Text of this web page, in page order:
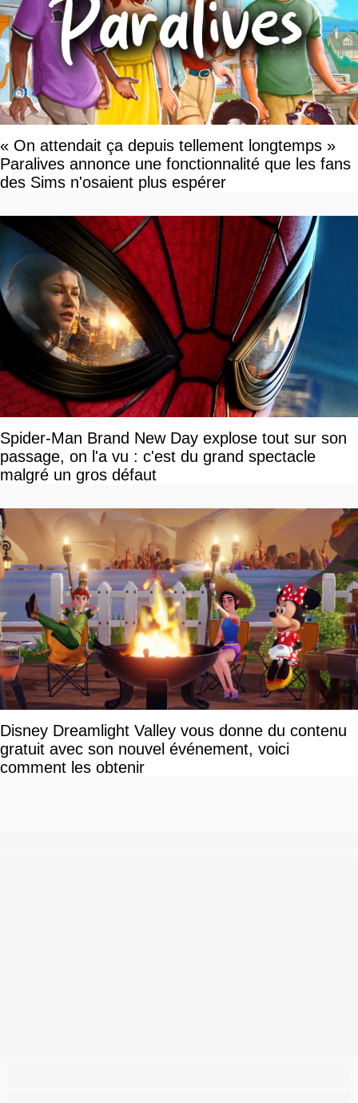
« On attendait ça depuis tellement longtemps »
Paralives annonce une fonctionnalité que les fans
des Sims n'osaient plus espérer
Spider-Man Brand New Day explose tout sur son
passage, on l'a vu : c'est du grand spectacle
malgré un gros défaut
Disney Dreamlight Valley vous donne du contenu
gratuit avec son nouvel événement, voici
comment les obtenir